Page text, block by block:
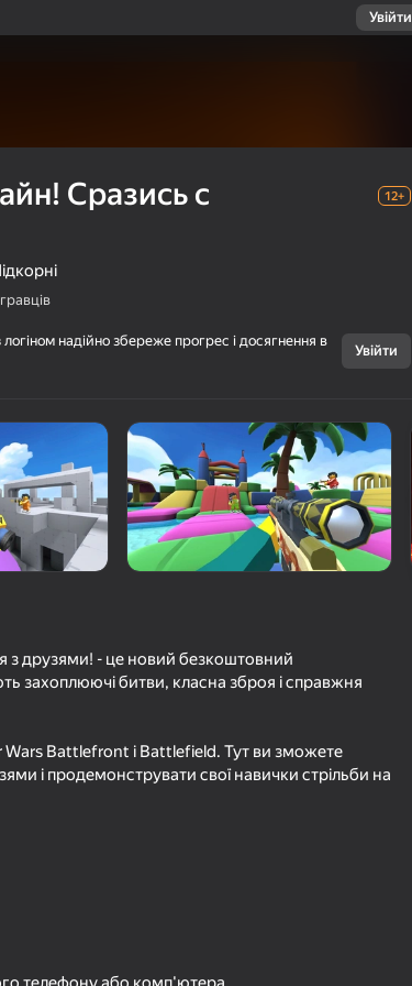
Увійти
Сразись с
12+
логіном надійно збереже прогрес і досягнення в
Увійти
з друзями! - це новий безкоштовний
захоплюючі битви, класна зброя і справжня
Battlefront і Battlefield. Тут ви зможете
і продемонструвати свої навички стрільби на